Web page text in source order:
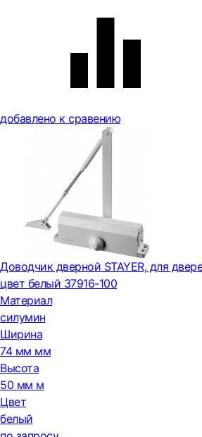
добавлено к сравению
Доводчик дверной STAYER, для
цвет белый 37916-100
Материал
силумин
Ширина
74 мм мм
Высота
50 мм м
Цвет
белый